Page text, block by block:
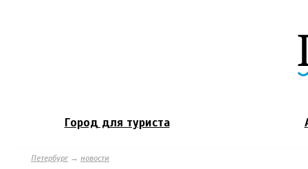
Город для туриста
Петербург→ новости